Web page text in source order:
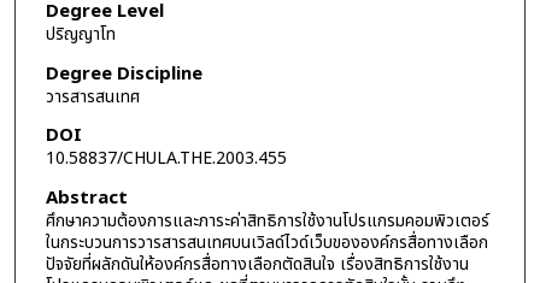
Degree Level
ปริญญาโท
Degree Discipline
วารสารสนเทศ
DOI
10.58837/CHULA.THE.2003.455
Abstract
ศึกษาความต้องการและภาระค่าสิทธิการใช้งานโปรแกรมคอมพิวเตอร์
ในกระบวนการวารสารสนเทศบนเวิลด์ไวด์เว็บขององค์กรสื่อทางเลือก
ปัจจัยที่ผลักดันให้องค์กรสื่อทางเลือกตัดสินใจ เรื่องสิทธิการใช้งาน